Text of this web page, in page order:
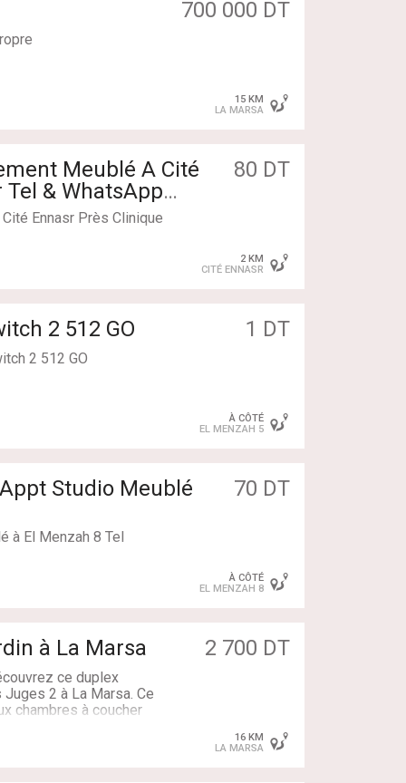
cafés
principale nouvelle ére ,
donne la bonne visibilité
de parking à l'extérieur.
700 000 DT
15 KM
LA MARSA
Meublé A Cité
& WhatsApp
80 DT
Ennasr Près Clinique
2 KM
CITÉ ENNASR
2 512 GO 1 DT
2 512 GO
À CÔTÉ
EL MENZAH 5
Studio Meublé
70 DT
à El Menzah 8 Tel
À CÔTÉ
EL MENZAH 8
à La Marsa 2 700 DT
ce duplex
2 à La Marsa. Ce
chambres à coucher
et une salle de bain.
idéal pour profiter
16 KM
LA MARSA